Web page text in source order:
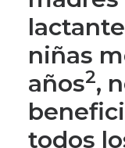
niñas
años2,
todos